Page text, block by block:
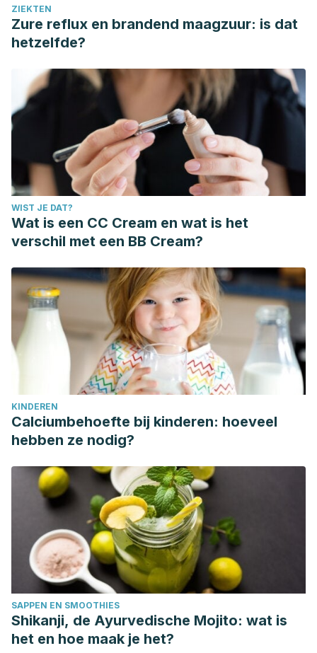
ZIEKTEN
Zure reflux en brandend maagzuur: is dat
hetzelfde?
WIST JE DAT?
Wat is een CC Cream en wat is het
verschil met een BB Cream?
KINDEREN
Calciumbehoefte bij kinderen: hoeveel
hebben ze nodig?
SAPPEN EN SMOOTHIES
Shikanji, de Ayurvedische Mojito: wat is
het en hoe maak je het?